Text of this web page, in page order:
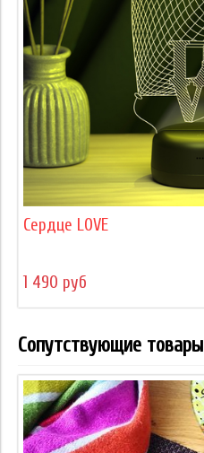
Сердце LOVE
1 490 руб
Сопутствующие товары